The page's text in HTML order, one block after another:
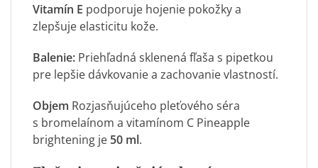
Vitamín E podporuje hojenie pokožky a
zlepšuje elasticitu kože.
Balenie: Priehľadná sklenená fľaša s pipetkou
pre lepšie dávkovanie a zachovanie vlastností.
Objem Rozjasňujúceho pleťového séra
s bromelaínom a vitamínom C Pineapple
brightening je 50 ml.